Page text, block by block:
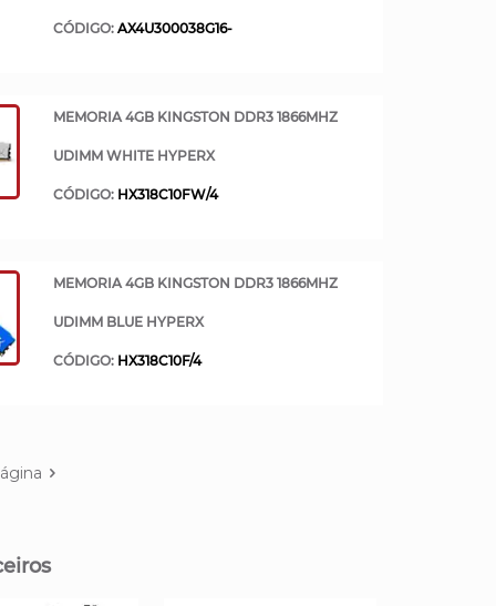
CÓDIGO: AX4U300038G16-
MEMORIA 4GB KINGSTON DDR3 1866MHZ
UDIMM WHITE HYPERX
CÓDIGO: HX318C10FW/4
MEMORIA 4GB KINGSTON DDR3 1866MHZ
UDIMM BLUE HYPERX
CÓDIGO: HX318C10F/4